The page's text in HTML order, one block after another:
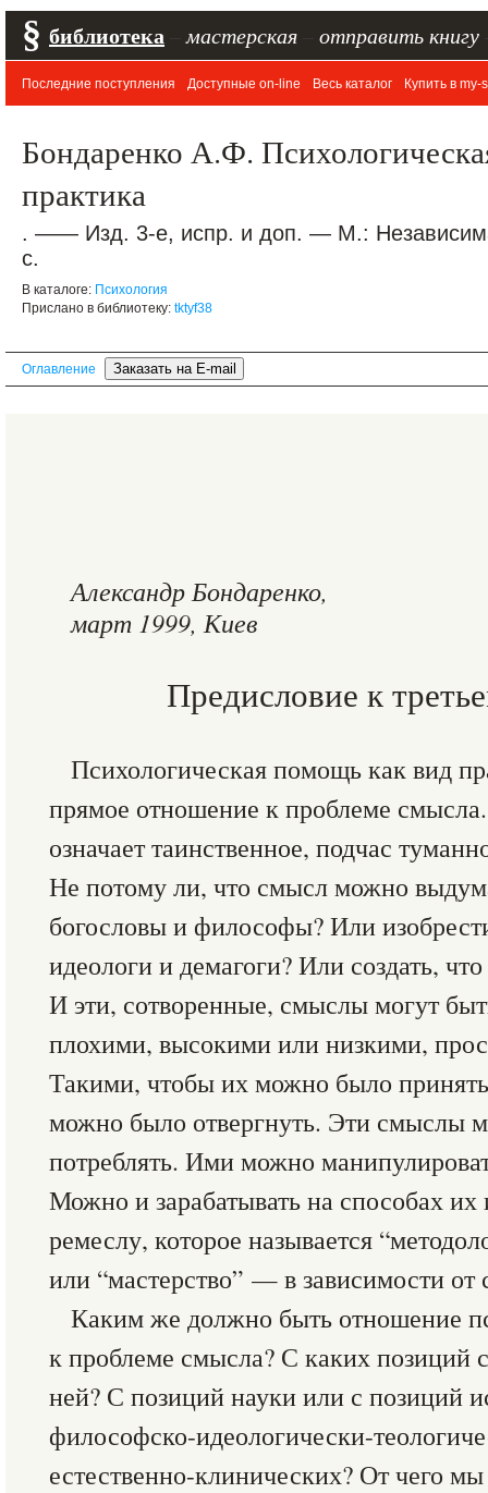
§ библиотека мастерская отправить книгу
Последние поступления Доступные on-line Весь каталог Купить в my-
Бондаренко А.Ф.
практика
. —— Изд. 3-е, испр. и доп. — М.:
с.
В каталоге: Психология
Прислано в библиотеку: tktyf38
Оглавление
Александр Бондаренко,
март 1999, Киев
Предисловие к
Психологическая помощь как вид
прямое отношение к проблеме
означает таинственное, подчас
Не потому ли, что смысл можно
богословы и философы? Или
идеологи и демагоги? Или создать,
И эти, сотворенные, смыслы могут
плохими, высокими или низкими,
Такими, чтобы их можно было
можно было отвергнуть. Эти смыслы
потреблять. Ими можно
Можно и зарабатывать на способах их
ремеслу, которое называется
или “мастерство” — в зависимости от
Каким же должно быть отношение
к проблеме смысла? С каких позиций
ней? С позиций науки или с позиций
философско-идеологически-
естественно-клинических? От чего